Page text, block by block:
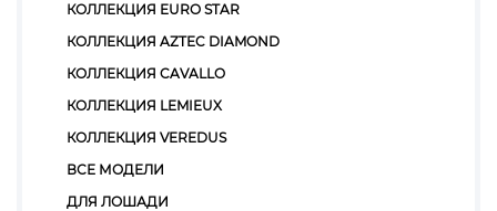
КОЛЛЕКЦИЯ EURO STAR
КОЛЛЕКЦИЯ AZTEC DIAMOND
КОЛЛЕКЦИЯ CAVALLO
КОЛЛЕКЦИЯ LEMIEUX
КОЛЛЕКЦИЯ VEREDUS
ВСЕ МОДЕЛИ
ДЛЯ ЛОШАДИ